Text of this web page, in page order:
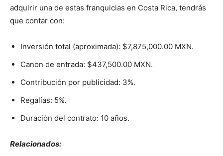
adquirir una de estas franquicias en Costa Rica, tendrás
que contar con:
Inversión total (aproximada): $7,875,000.00 MXN.
Canon de entrada: $437,500.00 MXN.
Contribución por publicidad: 3%.
Regalías: 5%.
Duración del contrato: 10 años.
Relacionados: